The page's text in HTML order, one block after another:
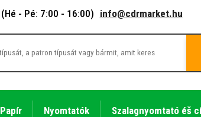
(Hé - Pé: 7:00 - 16:00) info@cdrmarket.hu
Papír Nyomtatók Szalagnyomtató éš